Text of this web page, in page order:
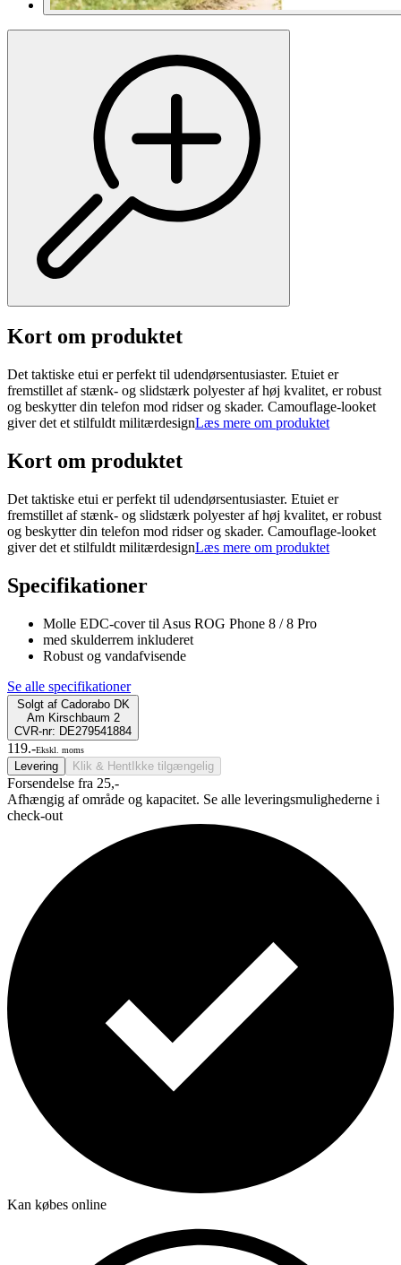
Kort om produktet
Det taktiske etui er perfekt til udendørsentusiaster. Etuiet er
fremstillet af stænk- og slidstærk polyester af høj kvalitet, er robust
og beskytter din telefon mod ridser og skader. Camouflage-looket
giver det et stilfuldt militærdesignLæs mere om produktet
Kort om produktet
Det taktiske etui er perfekt til udendørsentusiaster. Etuiet er
fremstillet af stænk- og slidstærk polyester af høj kvalitet, er robust
og beskytter din telefon mod ridser og skader. Camouflage-looket
giver det et stilfuldt militærdesignLæs mere om produktet
Specifikationer
Molle EDC-cover til Asus ROG Phone 8 / 8 Pro
med skulderrem inkluderet
Robust og vandafvisende
Se alle specifikationer
Solgt af Cadorabo DK
Am Kirschbaum 2
CVR-nr: DE279541884
119.-Ekskl. moms
Levering Klik & Hent Ikke tilgængelig
Forsendelse fra 25,-
Afhængig af område og kapacitet. Se alle leveringsmulighederne i
check-out
Kan købes online